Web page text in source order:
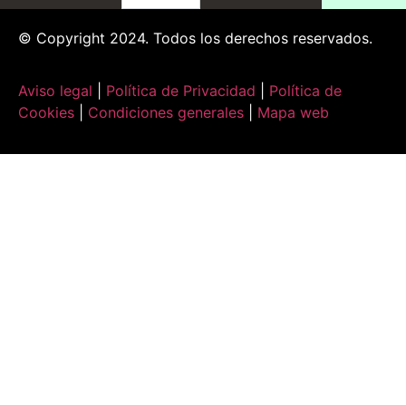
© Copyright 2024. Todos los derechos reservados.
Aviso legal Política de Privacidad
Política de
Cookies
Condiciones generales Mapa web